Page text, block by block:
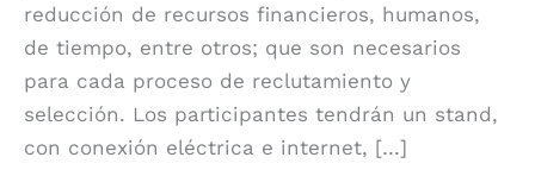
reducción de recursos financieros, humanos,
de tiempo, entre otros; que son necesarios
para cada proceso de reclutamiento y
selección. Los participantes tendrán un stand,
con conexión eléctrica e internet, […]